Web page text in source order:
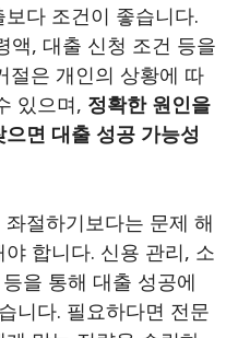
다 조건이 좋습니다.
액, 대출 신청 조건 등을
절은 개인의 상황에 따
있으며, 정확한 원인을
면 대출 성공 가능성
절하기보다는 문제 해
합니다. 신용 관리, 소
을 통해 대출 성공에
니다. 필요하다면 전문